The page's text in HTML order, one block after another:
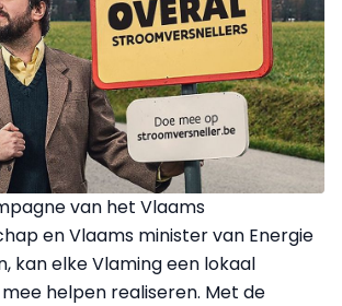
van het Vlaams
en Vlaams minister van Energie
kan elke Vlaming een lokaal
helpen realiseren. Met de